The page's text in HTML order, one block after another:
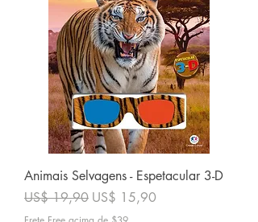
Animais Selvagens - Espetacular 3-D
Preço normal
US$ 19,90 Preço promocional
US$ 15,90